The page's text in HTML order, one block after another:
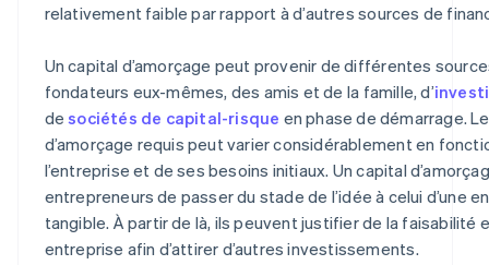
Une année gratuite de Stripe Payments, plus 50 000 $
relativement faible par rapport à d’autres sources de
Un capital d’amorçage peut provenir de différentes
fondateurs eux-mêmes, des amis et de la famille, d’
desociétés de capital-risque en phase de démarrage.
d’amorçage requis peut varier considérablement en
l’entreprise et de ses besoins initiaux. Un capital
entrepreneurs de passer du stade de l’idée à celui d’une
tangible. À partir de là, ils peuvent justifier de la faisabilité
entreprise afin d’attirer d’autres investissements.